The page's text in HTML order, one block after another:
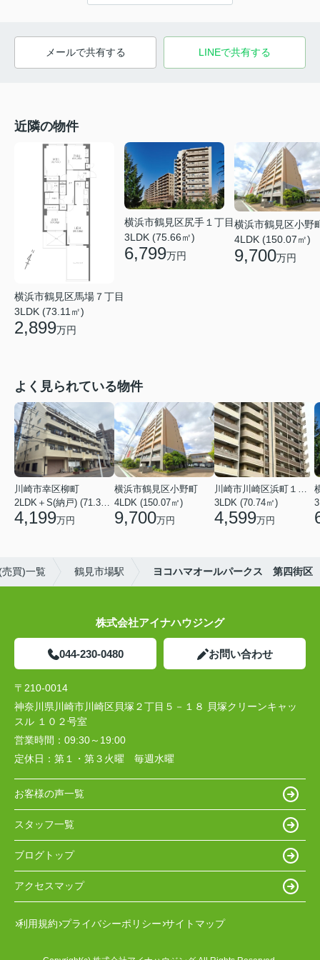
メールで共有する LINEで共有する
近隣の物件
横浜市鶴見区馬場７丁目
3LDK (73.11㎡)
2,899万円
横浜市鶴見区尻手１丁目
3LDK (75.66㎡)
6,799万円
横浜市鶴見区小野
4LDK (150.07㎡)
9,700万円
よく見られている物件
川崎市幸区柳町
4,199万円
横浜市鶴見区小野町
4LDK (150.07㎡)
9,700万円
3LDK (70.74㎡)
4,599万円
買)一覧 鶴見市場駅 ヨコハマオールパークス 第四街区
株式会社アイナハウジング
044-230-0480 お問い合わせ
〒210-0014
神奈川県川崎市川崎区貝塚２丁目５－１８ 貝塚クリーンキャッ
スル １０２号室
営業時間： 09:30～19:00
定休日： 第１・第３火曜 毎週水曜
お客様の声一覧
スタッフ一覧
ブログトップ
アクセスマップ
利用規約 プライバシーポリシー サイトマップ